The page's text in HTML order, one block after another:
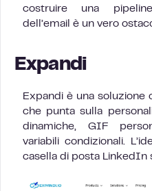
costruire una
dell’email è un vero
Expandi
Expandi è una
che punta sulla
dinamiche, GIF
variabili condizionali.
casella di posta LinkedIn